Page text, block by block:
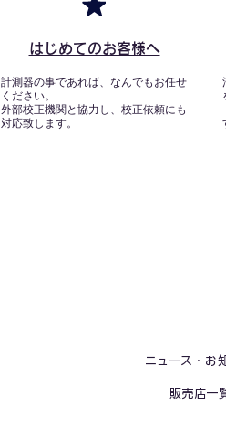
はじめてのお客様へ
計測器の事であれば、なんでもお任せ
ください。
外部校正機関と協力し、校正依頼にも
対応致します。
ニュース・お
販売店一